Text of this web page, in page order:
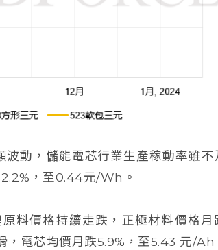
動，儲能電芯行業生產稼動率雖不
，至0.44元/Wh。
料價格持續走跌，正極材料價格月
，電芯均價月跌5.9%，至5.43 元/Ah